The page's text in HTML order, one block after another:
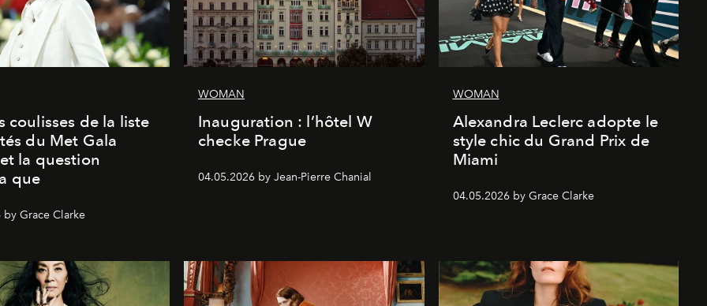
coulisses de la liste
du Met Gala
la question
que
by Grace Clarke
WOMAN
Inauguration : l’hôtel W
checke Prague
04.05.2026 by Jean-Pierre Chanial
WOMAN
Alexandra Leclerc adopte le
style chic du Grand Prix de
Miami
04.05.2026 by Grace Clarke